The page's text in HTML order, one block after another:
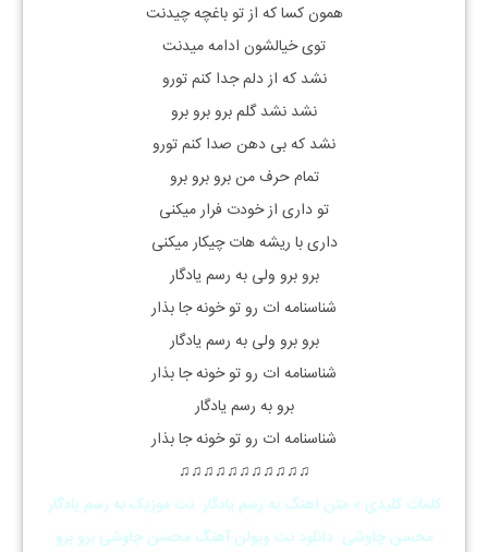
همون کسا که از تو باغچه چیدنت
توی خیالشون ادامه میدنت
نشد که از دلم جدا کنم تورو
نشد نشد گلم برو برو برو
نشد که بی دهن صدا کنم تورو
تمام حرف من برو برو برو
تو داری از خودت فرار میکنی
داری با ریشه هات چیکار میکنی
برو برو ولی به رسم یادگار
شناسنامه ات رو تو خونه جا بذار
برو برو ولی به رسم یادگار
شناسنامه ات رو تو خونه جا بذار
برو به رسم یادگار
شناسنامه ات رو تو خونه جا بذار
♫
♫
♫
♫
♫
♫
♫
♫
♫
♫
♫
کلمات کلیدی » متن اهنگ به رسم یادگار نت موزیک به رسم یادگار
محسن چاوشی دانلود نت ویولن آهنگ محسن چاوشی برو برو